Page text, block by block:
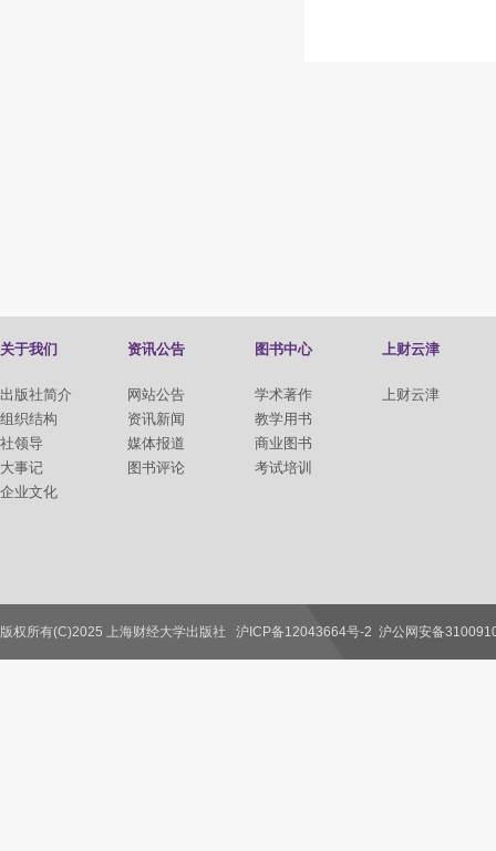
关于我们
出版社简介
组织结构
社领导
大事记
企业文化
资讯公告
网站公告
资讯新闻
媒体报道
图书评论
图书中心
学术著作
教学用书
商业图书
考试培训
上财云津
上财云津
联系我们
版权所有(C)2025 上海财经大学出版社 沪ICP备12043664号-2 沪公网安备